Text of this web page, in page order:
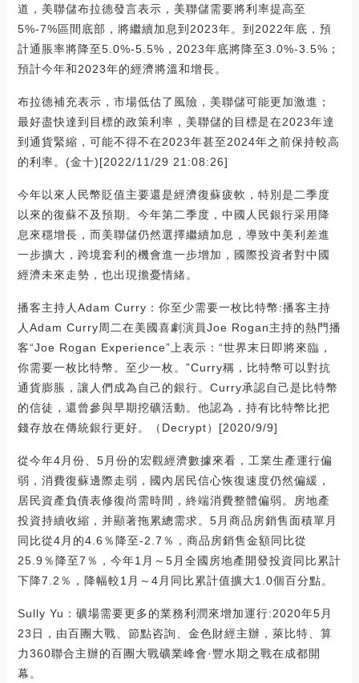
道，美聯儲布拉德發言表示，美聯儲需要將利率提高至
5%-7%區間底部，將繼續加息到2023年。到2022年底，預
計通脹率將降至5.0%-5.5%，2023年底將降至3.0%-3.5%；
預計今年和2023年的經濟將溫和增長。
布拉德補充表示，市場低估了風險，美聯儲可能更加激進；
最好盡快達到目標的政策利率，美聯儲的目標是在2023年達
到通貨緊縮，可能不得不在2023年甚至2024年之前保持較高
的利率。(金十)[2022/11/29 21:08:26]
今年以來人民幣貶值主要還是經濟復蘇疲軟，特別是二季度
以來的復蘇不及預期。今年第二季度，中國人民銀行采用降
息來穩增長，而美聯儲仍然選擇繼續加息，導致中美利差進
一步擴大，跨境套利的機會進一步增加，國際投資者對中國
經濟未來走勢，也出現擔憂情緒。
播客主持人Adam Curry：你至少需要一枚比特幣:播客主持
人Adam Curry周二在美國喜劇演員Joe Rogan主持的熱門播
客“Joe Rogan Experience”上表示：“世界末日即將來臨，
你需要一枚比特幣。至少一枚。”Curry稱，比特幣可以對抗
通貨膨脹，讓人們成為自己的銀行。Curry承認自己是比特幣
的信徒，還曾參與早期挖礦活動。他認為，持有比特幣比把
錢存放在傳統銀行更好。（Decrypt）[2020/9/9]
從今年4月份、5月份的宏觀經濟數據來看，工業生產運行偏
弱，消費復蘇邊際走弱，國內居民信心恢復速度仍然偏緩，
居民資產負債表修復尚需時間，終端消費整體偏弱。房地產
投資持續收縮，并顯著拖累總需求。5月商品房銷售面積單月
同比從4月的4.6％降至-2.7％，商品房銷售金額同比從
25.9％降至7％，今年1月～5月全國房地產開發投資同比累計
下降7.2％，降幅較1月～4月同比累計值擴大1.0個百分點。
Sully Yu：礦場需要更多的業務利潤來增加運行:2020年5月
23日，由百團大戰、節點咨詢、金色財經主辦，萊比特、算
力360聯合主辦的百團大戰礦業峰會·豐水期之戰在成都開
幕。